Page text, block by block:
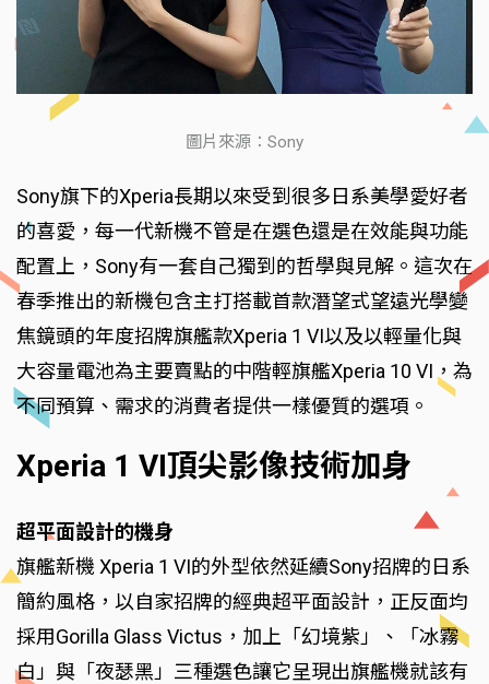
圖片來源：Sony
Sony旗下的Xperia長期以來受到很多日系美學愛好者
的喜愛，每一代新機不管是在選色還是在效能與功能
配置上，Sony有一套自己獨到的哲學與見解。這次在
春季推出的新機包含主打搭載首款潛望式望遠光學變
焦鏡頭的年度招牌旗艦款Xperia 1 VI以及以輕量化與
大容量電池為主要賣點的中階輕旗艦Xperia 10 VI，為
不同預算、需求的消費者提供一樣優質的選項。
Xperia 1 VI頂尖影像技術加身
超平面設計的機身
旗艦新機 Xperia 1 VI的外型依然延續Sony招牌的日系
簡約風格，以自家招牌的經典超平面設計，正反面均
採用Gorilla Glass Victus，加上「幻境紫」、「冰霧
白」與「夜瑟黑」三種選色讓它呈現出旗艦機就該有